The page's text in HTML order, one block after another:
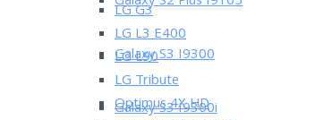
Galaxy S3 I9300
Galaxy S3 I9300i
LG G3
LG L3 E400
LG L90
LG Tribute
Optimus 4X HD